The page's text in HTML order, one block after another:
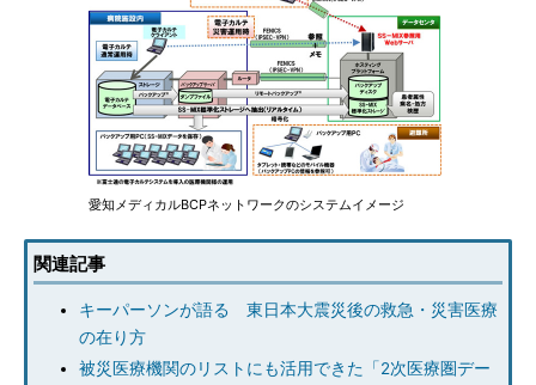
愛知メディカルBCPネットワークのシステムイメージ
関連記事
キーパーソンが語る 東日本大震災後の救急・災害医療
の在り方
被災医療機関のリストにも活用できた「2次医療圏デー